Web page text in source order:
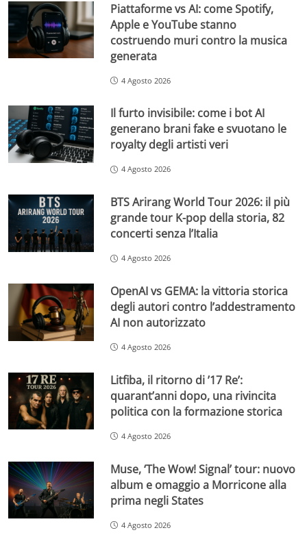
Piattaforme vs AI: come Spotify,
Apple e YouTube stanno
costruendo muri contro la musica
generata
4 Agosto 2026
Il furto invisibile: come i bot AI
generano brani fake e svuotano le
royalty degli artisti veri
4 Agosto 2026
BTS Arirang World Tour 2026: il più
grande tour K-pop della storia, 82
concerti senza l’Italia
4 Agosto 2026
OpenAI vs GEMA: la vittoria storica
degli autori contro l’addestramento
AI non autorizzato
4 Agosto 2026
Litfiba, il ritorno di ’17 Re’:
quarant’anni dopo, una rivincita
politica con la formazione storica
4 Agosto 2026
Muse, ‘The Wow! Signal’ tour: nuovo
album e omaggio a Morricone alla
prima negli States
4 Agosto 2026